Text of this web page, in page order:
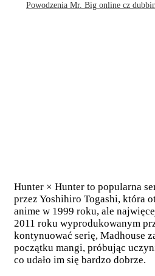
Powodzenia Mr. Big online cz
Hunter × Hunter to popularna
przez Yoshihiro Togashi, która
anime w 1999 roku, ale
2011 roku wyprodukowanym
kontynuować serię, Madhouse
początku mangi, próbując
co udało im się bardzo dobrze.